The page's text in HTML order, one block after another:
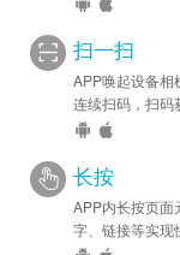
扫一扫
APP唤起设备相
连续扫码，扫码
长按
APP内长按页面
字、链接等实现